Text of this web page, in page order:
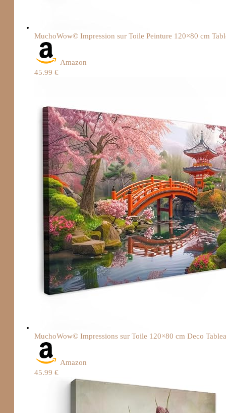
MuchoWow© Impression sur Toile Peinture 120×80 cm
Amazon
45.99 €
MuchoWow© Impressions sur Toile 120×80 cm Deco
Amazon
45.99 €